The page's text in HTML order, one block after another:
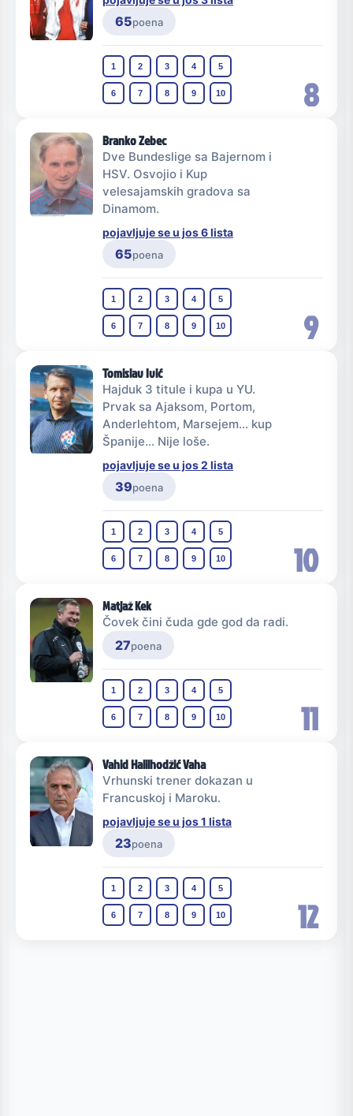
8
65poena
1 2 3 4 5
6 7 8 9 10
9
Branko Zebec
Dve Bundeslige sa Bajernom i
HSV. Osvojio i Kup
velesajamskih gradova sa
Dinamom.
pojavljuje se u jos 6 lista
65poena
1 2 3 4 5
6 7 8 9 10
10
Tomislav Ivić
Hajduk 3 titule i kupa u YU.
Prvak sa Ajaksom, Portom,
Anderlehtom, Marsejem... kup
Španije... Nije loše.
pojavljuje se u jos 2 lista
39poena
1 2 3 4 5
6 7 8 9 10
11
Matjaž Kek
Čovek čini čuda gde god da radi.
27poena
1 2 3 4 5
6 7 8 9 10
12
Vahid Halilhodžić Vaha
Vrhunski trener dokazan u
Francuskoj i Maroku.
pojavljuje se u jos 1 lista
23poena
1 2 3 4 5
6 7 8 9 10